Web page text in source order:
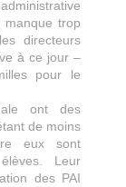
manque trop
directeurs
à ce jour –
pour le
ont des
de moins
eux sont
Leur
des PAI